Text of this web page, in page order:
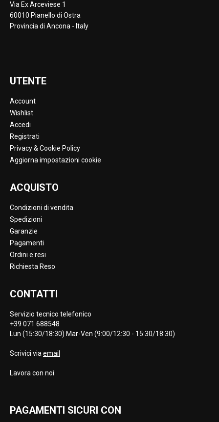
Via Ex Arceviese 1
60010 Pianello di Ostra
Provincia di Ancona - Italy
UTENTE
Account
Wishlist
Accedi
Registrati
Privacy & Cookie Policy
Aggiorna impostazioni cookie
ACQUISTO
Condizioni di vendita
Spedizioni
Garanzie
Pagamenti
Ordini e resi
Richiesta Reso
CONTATTI
Servizio tecnico telefonico
+39 071 688548
Lun (15:30/18:30) Mar-Ven (9:00/12:30 - 15:30/18:30)
Scrivici via email
Lavora con noi
PAGAMENTI SICURI CON